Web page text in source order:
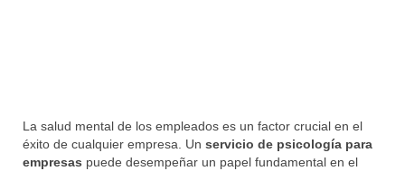
La salud mental de los empleados es un factor crucial en el
éxito de cualquier empresa. Un servicio de psicología para
empresas puede desempeñar un papel fundamental en el